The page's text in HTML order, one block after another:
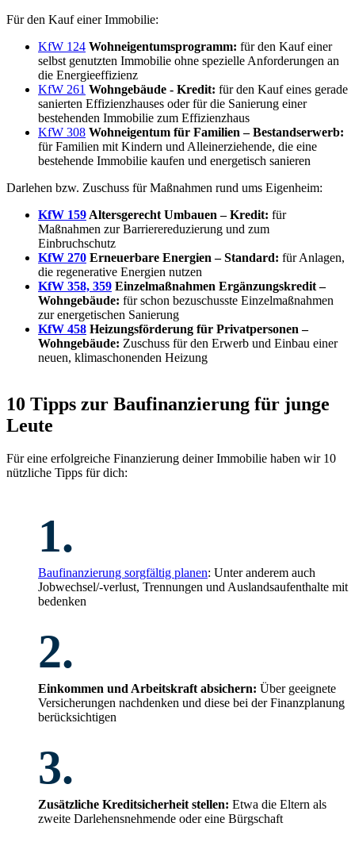
Für den Kauf einer Immobilie:
KfW 124 Wohneigentumsprogramm: für den Kauf einer
selbst genutzten Immobilie ohne spezielle Anforderungen an
die Energieeffizienz
KfW 261 Wohngebäude - Kredit: für den Kauf eines gerade
sanierten Effizienzhauses oder für die Sanierung einer
bestehenden Immobilie zum Effizienzhaus
KfW 308 Wohneigentum für Familien – Bestandserwerb:
für Familien mit Kindern und Alleinerziehende, die eine
bestehende Immobilie kaufen und energetisch sanieren
Darlehen bzw. Zuschuss für Maßnahmen rund ums Eigenheim:
KfW 159 Altersgerecht Umbauen – Kredit: für
Maßnahmen zur Barrierereduzierung und zum
Einbruchschutz
KfW 270 Erneuerbare Energien – Standard: für Anlagen,
die regenerative Energien nutzen
KfW 358, 359 Einzelmaßnahmen Ergänzungskredit –
Wohngebäude: für schon bezuschusste Einzelmaßnahmen
zur energetischen Sanierung
KfW 458 Heizungsförderung für Privatpersonen –
Wohngebäude: Zuschuss für den Erwerb und Einbau einer
neuen, klimaschonenden Heizung
10 Tipps zur Baufinanzierung für junge
Leute
Für eine erfolgreiche Finanzierung deiner Immobilie haben wir 10
nützliche Tipps für dich:
1.
Baufinanzierung sorgfältig planen: Unter anderem auch
Jobwechsel/-verlust, Trennungen und Auslandsaufenthalte mit
bedenken
2.
Einkommen und Arbeitskraft absichern: Über geeignete
Versicherungen nachdenken und diese bei der Finanzplanung
berücksichtigen
3.
Zusätzliche Kreditsicherheit stellen: Etwa die Eltern als
zweite Darlehensnehmende oder eine Bürgschaft